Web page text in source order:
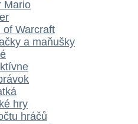
Mario
of Warcraft
a maňušky
hry
hráčů